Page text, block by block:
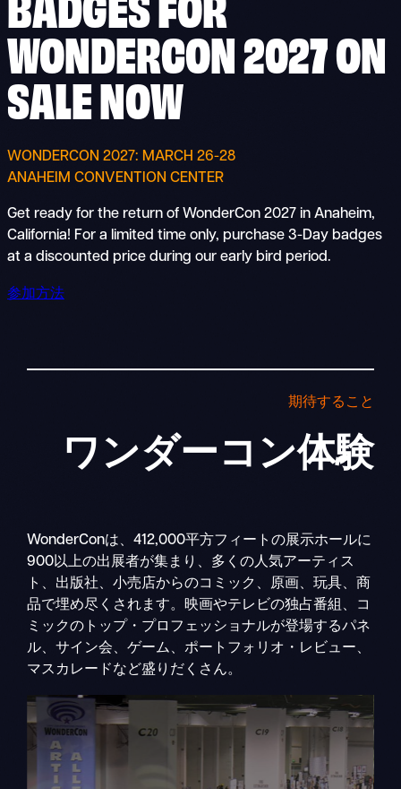
WONDERCON 2027 ON
SALE NOW
WONDERCON 2027: MARCH 26-28
ANAHEIM CONVENTION CENTER
Get ready for the return of WonderCon 2027 in Anaheim,
California! For a limited time only, purchase 3-Day badges
at a discounted price during our early bird period.
参加方法
期待すること
ワンダーコン体験
WonderConは、412,000平方フィートの展示ホールに
900以上の出展者が集まり、多くの人気アーティス
ト、出版社、小売店からのコミック、原画、玩具、商
品で埋め尽くされます。映画やテレビの独占番組、コ
ミックのトップ・プロフェッショナルが登場するパネ
ル、サイン会、ゲーム、ポートフォリオ・レビュー、
マスカレードなど盛りだくさん。